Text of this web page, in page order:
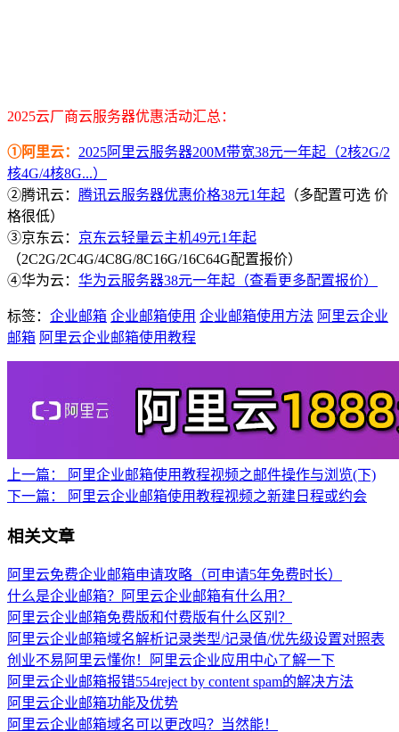
2025云厂商云服务器优惠活动汇总：
①阿里云： 2025阿里云服务器200M带宽38元一年起（2核2G/2
核4G/4核8G...）
②腾讯云： 腾讯云服务器优惠价格38元1年起 （多配置可选 价
格很低）
③京东云： 京东云轻量云主机49元1年起
（2C2G/2C4G/4C8G/8C16G/16C64G配置报价）
④华为云： 华为云服务器38元一年起（查看更多配置报价）
标签： 企业邮箱 企业邮箱使用 企业邮箱使用方法 阿里云企业
邮箱 阿里云企业邮箱使用教程
上一篇：
阿里企业邮箱使用教程视频之邮件操作与浏览(下)
下一篇：
阿里云企业邮箱使用教程视频之新建日程或约会
相关文章
阿里云免费企业邮箱申请攻略（可申请5年免费时长）
什么是企业邮箱？阿里云企业邮箱有什么用？
阿里云企业邮箱免费版和付费版有什么区别？
阿里云企业邮箱域名解析记录类型/记录值/优先级设置对照表
创业不易阿里云懂你！阿里云企业应用中心了解一下
阿里云企业邮箱报错554reject by content spam的解决方法
阿里云企业邮箱功能及优势
阿里云企业邮箱域名可以更改吗？当然能！